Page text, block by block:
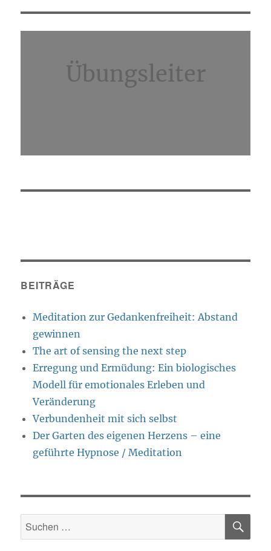
Übungsleiter
BEITRÄGE
Meditation zur Gedankenfreiheit: Abstand
gewinnen
The art of sensing the next step
Erregung und Ermüdung: Ein biologisches
Modell für emotionales Erleben und
Veränderung
Verbundenheit mit sich selbst
Der Garten des eigenen Herzens – eine
geführte Hypnose / Meditation
Suche
nach: